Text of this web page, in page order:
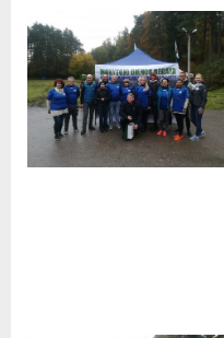
dienos
regata
2019!